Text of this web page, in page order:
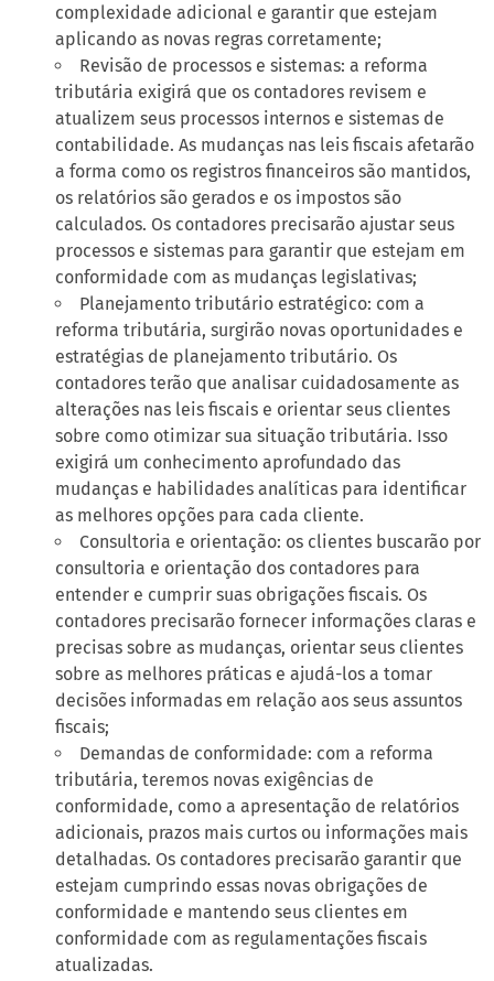
complexidade adicional e garantir que estejam
aplicando as novas regras corretamente;
Revisão de processos e sistemas: a reforma
tributária exigirá que os contadores revisem e
atualizem seus processos internos e sistemas de
contabilidade. As mudanças nas leis fiscais afetarão
a forma como os registros financeiros são mantidos,
os relatórios são gerados e os impostos são
calculados. Os contadores precisarão ajustar seus
processos e sistemas para garantir que estejam em
conformidade com as mudanças legislativas;
Planejamento tributário estratégico: com a
reforma tributária, surgirão novas oportunidades e
estratégias de planejamento tributário. Os
contadores terão que analisar cuidadosamente as
alterações nas leis fiscais e orientar seus clientes
sobre como otimizar sua situação tributária. Isso
exigirá um conhecimento aprofundado das
mudanças e habilidades analíticas para identificar
as melhores opções para cada cliente.
Consultoria e orientação: os clientes buscarão por
consultoria e orientação dos contadores para
entender e cumprir suas obrigações fiscais. Os
contadores precisarão fornecer informações claras e
precisas sobre as mudanças, orientar seus clientes
sobre as melhores práticas e ajudá-los a tomar
decisões informadas em relação aos seus assuntos
fiscais;
Demandas de conformidade: com a reforma
tributária, teremos novas exigências de
conformidade, como a apresentação de relatórios
adicionais, prazos mais curtos ou informações mais
detalhadas. Os contadores precisarão garantir que
estejam cumprindo essas novas obrigações de
conformidade e mantendo seus clientes em
conformidade com as regulamentações fiscais
atualizadas.